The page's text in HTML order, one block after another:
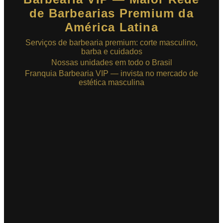
de Barbearias Premium da
América Latina
Serviços de barbearia premium: corte masculino,
barba e cuidados
Nossas unidades em todo o Brasil
Franquia Barbearia VIP — invista no mercado de
estética masculina